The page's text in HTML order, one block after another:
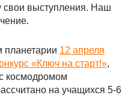
свои выступления. Наш
планетарии 12 апреля
«Ключ на старт!»,
космодромом
на учащихся 5-6